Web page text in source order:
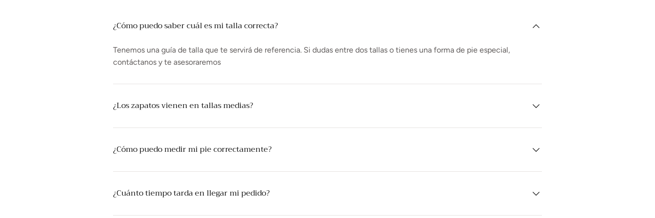
¿Cómo puedo saber cuál es mi talla correcta?
Tenemos una guía de talla que te servirá de referencia. Si dudas entre dos tallas o tienes una forma de pie especial,
contáctanos y te asesoraremos
¿Los zapatos vienen en tallas medias?
¿Cómo puedo medir mi pie correctamente?
¿Cuánto tiempo tarda en llegar mi pedido?